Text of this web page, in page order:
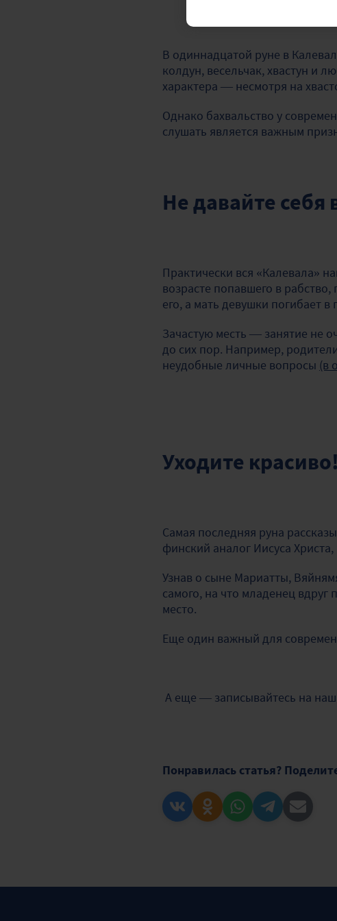
В одиннадцатой руне в
колдун, весельчак, хвастун и
характера — несмотря на
Однако бахвальство у
слушать является важным
Не давайте себя
Практически вся «Калевала»
возрасте попавшего в
его, а мать девушки погибает
Зачастую месть — занятие не
до сих пор. Например,
неудобные личные вопросы (в
Уходите красиво!
Самая последняя руна
финский аналог Иисуса
Узнав о сыне Мариатты,
самого, на что младенец
место.
Еще один важный для
А еще — записывайтесь на
Понравилась статья?